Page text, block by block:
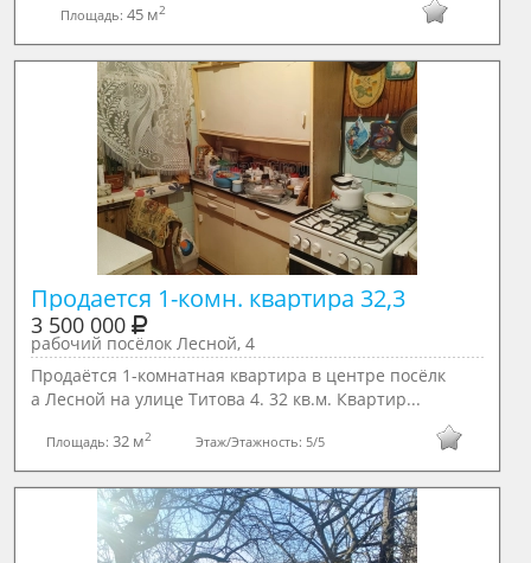
Площадь:45 м2
3 500 000
рабочий посёлок Лесной, 4
Продаётся 1-комнатная квартира в центре посёлк
а Лесной на улице Титова 4. 32 кв.м. Квартир...
Площадь:32 м2 Этаж/Этажность: 5/5